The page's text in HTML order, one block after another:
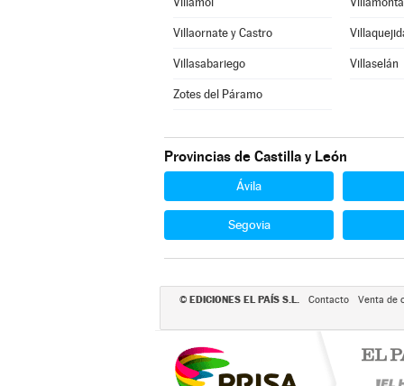
Villaornate y Castro
Villasabariego Villaselán
Zotes del Páramo
Provincias de Castilla y León
Ávila
Segovia
© EDICIONES EL PAÍS S.L. Contacto Venta de